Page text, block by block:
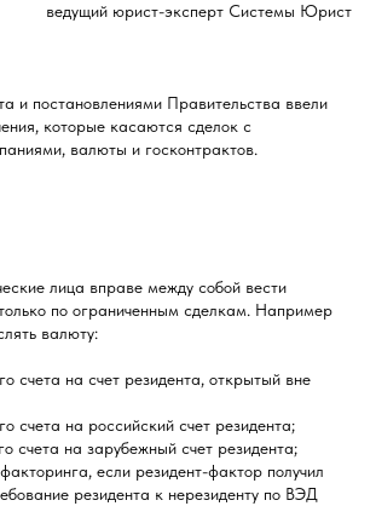
ведущий юрист-эксперт Системы Юрист
и постановлениями Правительства ввели
которые касаются сделок с
валюты и госконтрактов.
лица вправе между собой вести
по ограниченным сделкам. Например
валюту:
счета на счет резидента, открытый вне
счета на российский счет резидента;
счета на зарубежный счет резидента;
если резидент-фактор получил
резидента к нерезиденту по ВЭД